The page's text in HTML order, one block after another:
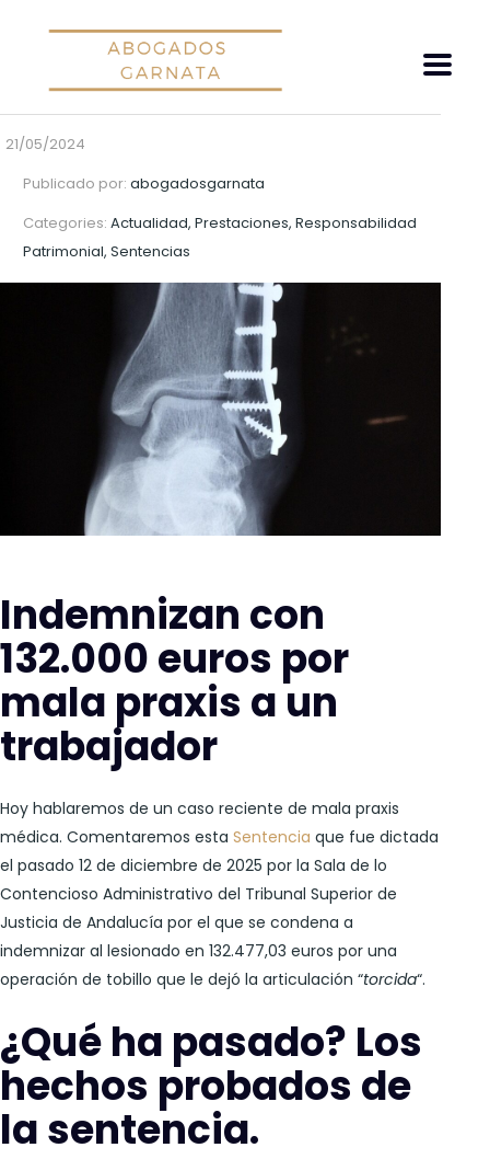
21/05/2024
Publicado por: abogadosgarnata
Categories: Actualidad, Prestaciones, Responsabilidad
Patrimonial, Sentencias
Indemnizan con
132.000 euros por
mala praxis a un
trabajador
Hoy hablaremos de un caso reciente de mala praxis
médica. Comentaremos esta Sentencia que fue dictada
el pasado 12 de diciembre de 2025 por la Sala de lo
Contencioso Administrativo del Tribunal Superior de
Justicia de Andalucía por el que se condena a
indemnizar al lesionado en 132.477,03 euros por una
operación de tobillo que le dejó la articulación “torcida“.
¿Qué ha pasado? Los
hechos probados de
la sentencia.